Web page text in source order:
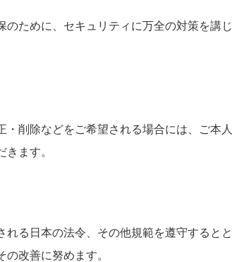
ために、セキュリティに万全の対策を講じ
削除などをご希望される場合には、ご本人
ます。
る日本の法令、その他規範を遵守するとと
改善に努めます。